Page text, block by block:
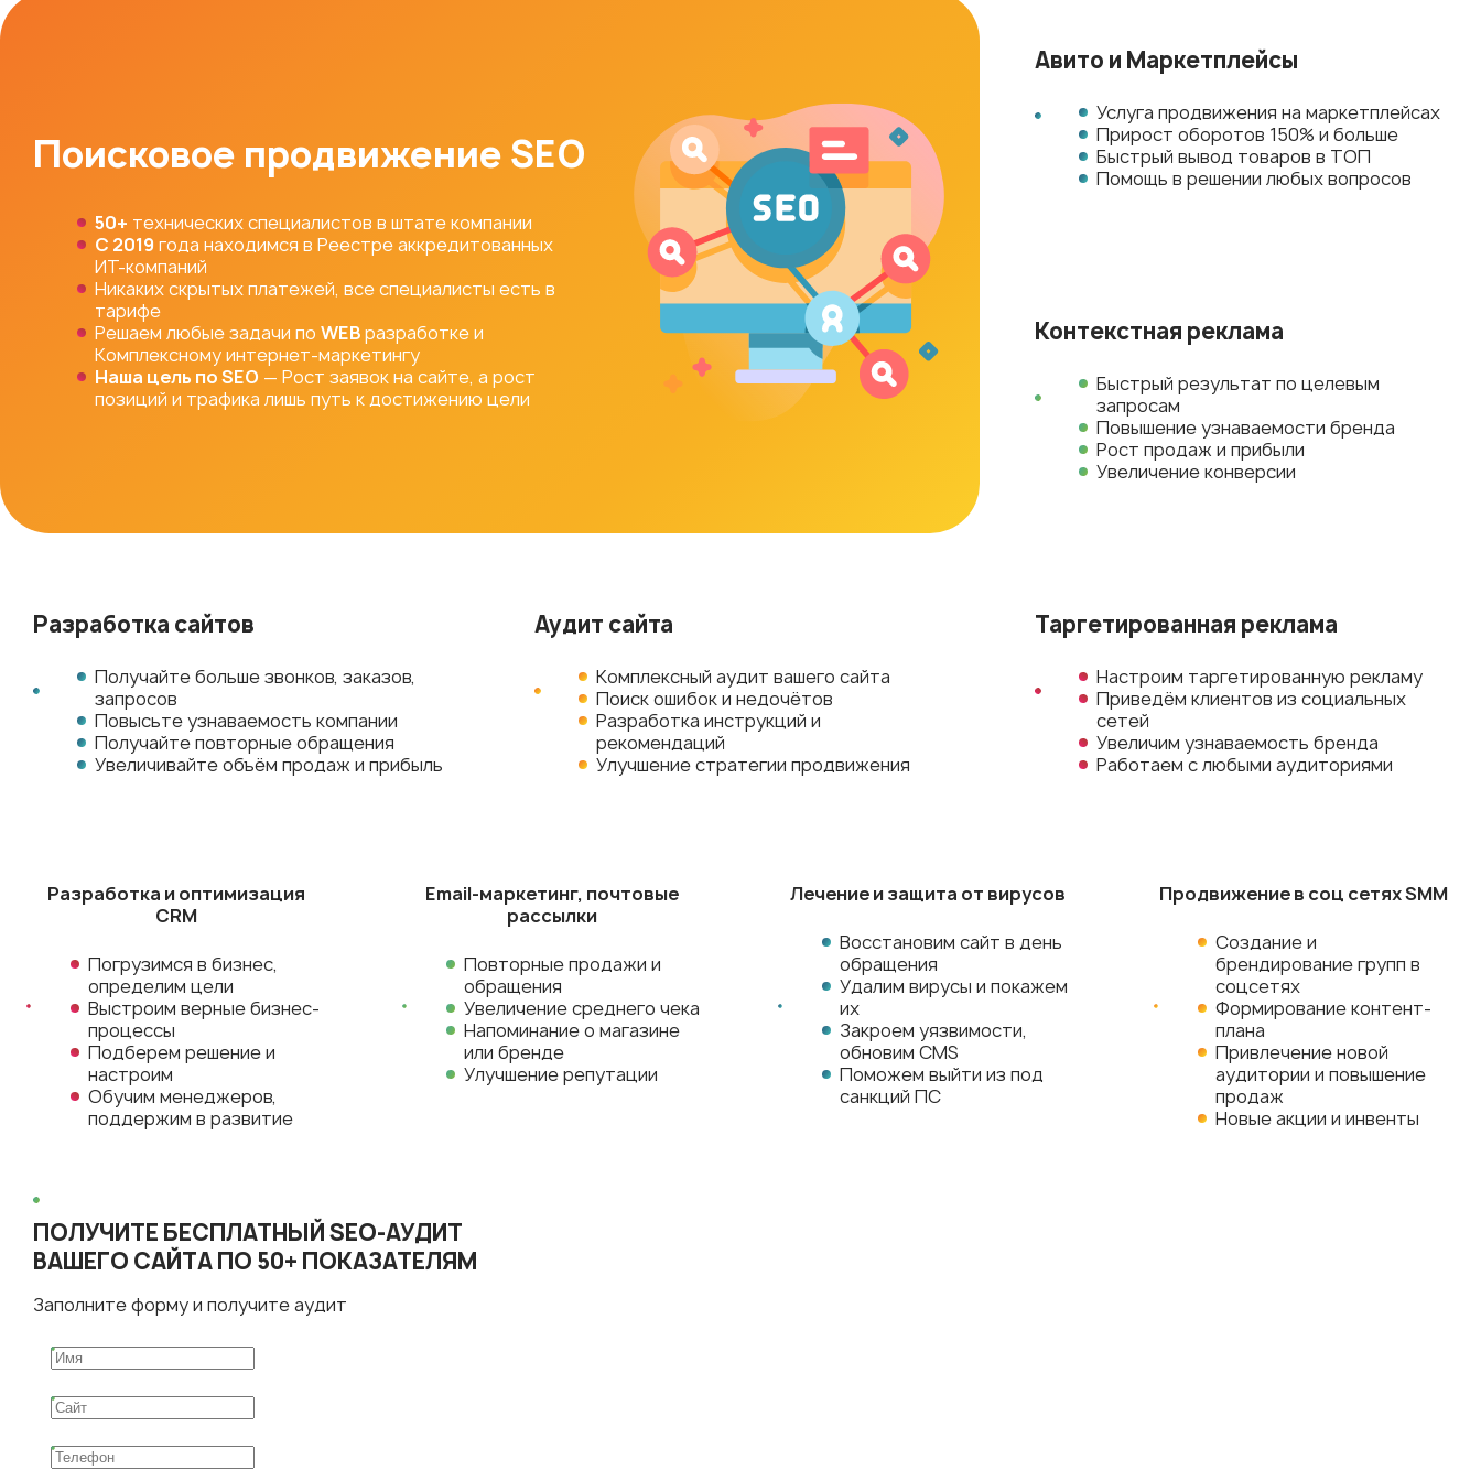
Поисковое продвижение SEO
50+ технических специалистов в штате компании
С 2019 года находимся в Реестре аккредитованных
ИТ-компаний
Никаких скрытых платежей, все специалисты есть в
тарифе
Решаем любые задачи по WEBразработке и
Комплексному интернет-маркетингу
Наша цель по SEO — Рост заявок на сайте, а рост
позиций и трафика лишь путь к достижению цели
Авито и Маркетплейсы
Услуга продвижения на маркетплейсах
Прирост оборотов 150% и больше
Быстрый вывод товаров в ТОП
Помощь в решении любых вопросов
Контекстная реклама
Быстрый результат по целевым
запросам
Повышение узнаваемости бренда
Рост продаж и прибыли
Увеличение конверсии
Разработка сайтов
Получайте больше звонков, заказов,
запросов
Повысьте узнаваемость компании
Получайте повторные обращения
Увеличивайте объём продаж и прибыль
Аудит сайта
Комплексный аудит вашего сайта
Поиск ошибок и недочётов
Разработка инструкций и
рекомендаций
Улучшение стратегии продвижения
Таргетированная реклама
Настроим таргетированную рекламу
Приведём клиентов из социальных
сетей
Увеличим узнаваемость бренда
Работаем с любыми аудиториями
Разработка и оптимизация
CRM
Погрузимся в бизнес,
определим цели
Выстроим верные бизнес-
процессы
Подберем решение и
настроим
Обучим менеджеров,
поддержим в развитие
Email-маркетинг, почтовые
рассылки
Повторные продажи и
обращения
Увеличение среднего чека
Напоминание о магазине
или бренде
Улучшение репутации
Лечение и защита от вирусов
Восстановим сайт в день
обращения
Удалим вирусы и покажем
их
Закроем уязвимости,
обновим CMS
Поможем выйти из под
санкций ПС
Продвижение в соц сетях SMM
Создание и
брендирование групп в
соцсетях
Формирование контент-
плана
Привлечение новой
аудитории и повышение
продаж
Новые акции и инвенты
ПОЛУЧИТЕ БЕСПЛАТНЫЙ SEO-АУДИТ
ВАШЕГО САЙТА ПО 50+ ПОКАЗАТЕЛЯМ
Заполните форму и получите аудит